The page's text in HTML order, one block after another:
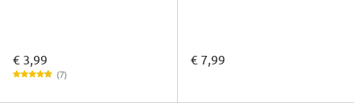
€ 3,99
(7)
€ 7,99